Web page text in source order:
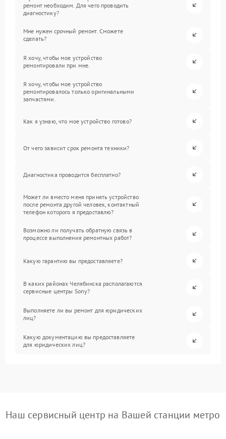
ремонт необходим. Для чего проводить
диагностику?
Мне нужен срочный ремонт. Сможете
сделать?
Я хочу, чтобы мое устройство
ремонтировали при мне.
Я хочу, чтобы мое устройство
ремонтировалось только оригинальными
запчастями.
Как я узнаю, что мое устройство готово?
От чего зависит срок ремонта техники?
Диагностика проводится бесплатно?
Может ли вместо меня принять устройство
после ремонта другой человек, контактный
телефон которого я предоставлю?
Возможно ли получать обратную связь в
процессе выполнения ремонтных работ?
Какую гарантию вы предоставляете?
В каких районах Челябинска располагаются
сервисные центры Sony?
Выполняете ли вы ремонт для юридических
лиц?
Какую документацию вы предоставляете
для юридических лиц?
Наш сервисный центр на Вашей станции метро